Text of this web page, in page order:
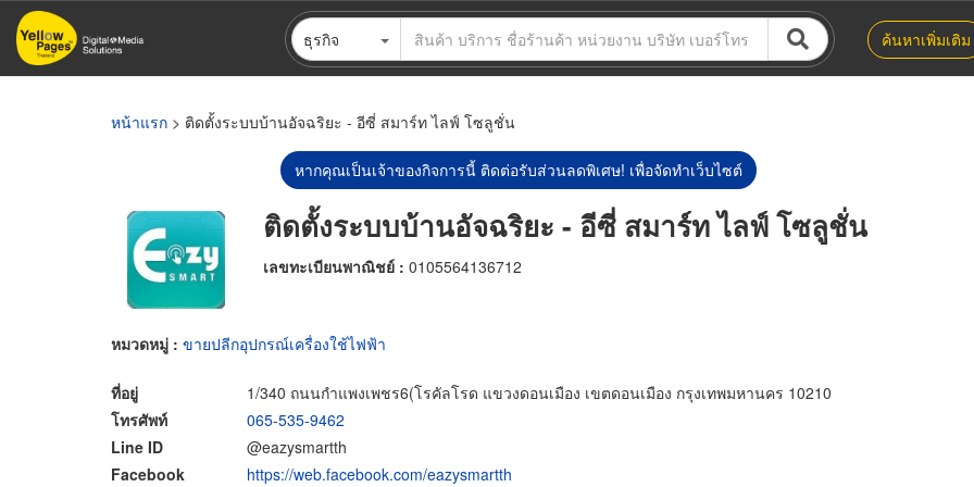
ข้าม
ไป
ธุรกิจ ค้นหาเพิ่มเติม
หน้าแรก > ติดตั้งระบบบ้านอัจฉริยะ - อีซี่ สมาร์ท ไลฟ์ โซลูชั่น
หากคุณเป็นเจ้าของกิจการนี้ ติดต่อรับส่วนลดพิเศษ! เพื่อจัดทำเว็บไซต์
ติดตั้งระบบบ้านอัจฉริยะ - อีซี่ สมาร์ท ไลฟ์ โซลูชั่น
เลขทะเบียนพาณิชย์ : 0105564136712
หมวดหมู่ : ขายปลีกอุปกรณ์เครื่องใช้ไฟฟ้า
ที่อยู่
1/340 ถนนกำแพงเพชร6(โรคัลโรด แขวงดอนเมือง เขตดอนเมือง กรุงเทพมหานคร 10210
โทรศัพท์
065-535-9462
Line ID
@eazysmartth
Facebook
https://web.facebook.com/eazysmartth